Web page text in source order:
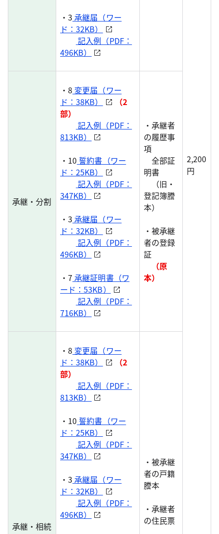
2,200
円
・3 承継届（ワー
ド：32KB）
記入例（PDF：
496KB）
承継・分割
・8 変更届（ワー
ド：38KB）
（2
部）
記入例（PDF：
813KB）
・10 誓約書（ワー
ド：25KB）
記入例（PDF：
347KB）
・3 承継届（ワー
ド：32KB）
記入例（PDF：
496KB）
・7承継証明書（ワ
ード：53KB）
記入例（PDF：
716KB）
・承継者
の履歴事
項
全部証
明書
（旧・
登記簿謄
本）
・被承継
者の登録
証
（原
本）
承継・相続
・8 変更届（ワー
ド：38KB）
（2
部）
記入例（PDF：
813KB）
・10 誓約書（ワー
ド：25KB）
記入例（PDF：
347KB）
・3 承継届（ワー
ド：32KB）
記入例（PDF：
496KB）
・被承継
者の戸籍
謄本
・承継者
の住民票